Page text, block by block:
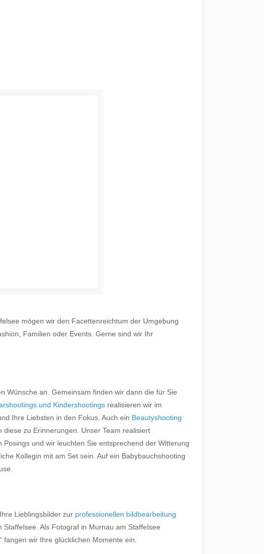
mögen wir den Facettenreichtum der Umgebung
Familien oder Events. Gerne sind wir Ihr
Wünsche an. Gemeinsam finden wir dann die für Sie
und Kindershootings realisieren wir im
Ihre Liebsten in den Fokus. Auch ein Beautyshooting
zu Erinnerungen. Unser Team realisiert
und wir leuchten Sie entsprechend der Witterung
Kollegin mit am Set sein. Auf ein Babybauchshooting
Lieblingsbilder zur professionellen bildbearbeitung
Als Fotograf in Murnau am Staffelsee
wir Ihre glücklichen Momente ein.